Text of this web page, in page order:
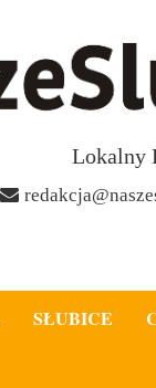
Lokalny
SŁUBICE